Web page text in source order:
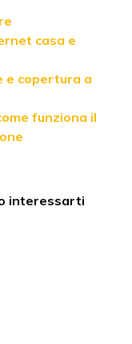
casa e
e copertura a
funziona il
interessarti